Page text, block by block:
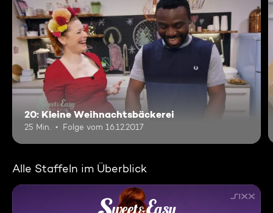
20: Kleine Weihnachtsbäckerei
25 Min. Folge vom 16.12.2017
Alle Staffeln im Überblick